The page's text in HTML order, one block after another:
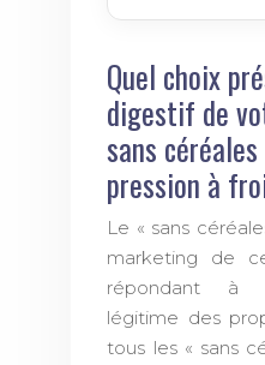
Quel choix
digestif de
sans
pression à
Le « sans
marketing de
répondant à
légitime des
tous les « sans